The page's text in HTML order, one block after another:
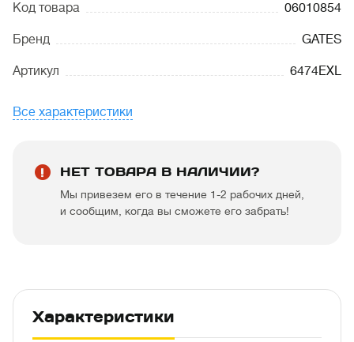
Код товара 06010854
Бренд GATES
Артикул 6474EXL
Все характеристики
НЕТ ТОВАРА В НАЛИЧИИ?
Мы привезем его в течение 1-2 рабочих дней,
и сообщим, когда вы сможете его забрать!
Характеристики